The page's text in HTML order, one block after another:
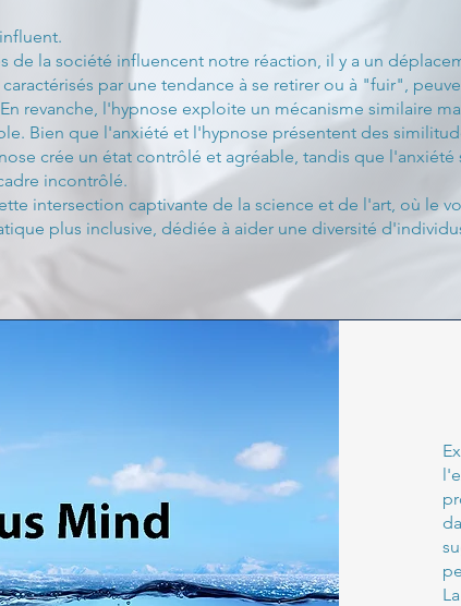
de la société influencent notre réaction, il y a un
par une tendance à se retirer ou à "fuir",
revanche, l'hypnose exploite un mécanisme similaire
Bien que l'anxiété et l'hypnose présentent des
crée un état contrôlé et agréable, tandis que
incontrôlé.
intersection captivante de la science et de l'art, où le
plus inclusive, dédiée à aider une diversité